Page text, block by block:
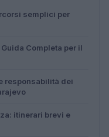
semplici per
Completa per il
responsabilità dei
itinerari brevi e